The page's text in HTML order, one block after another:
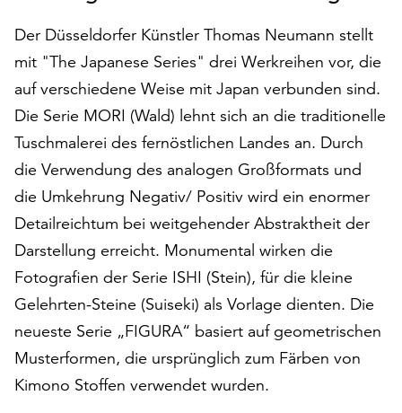
„Alle
akzeptieren“,
um
alle
Cookies
zu
akzeptieren.
können
Ihr
Einverständnis
jederzeit
ändern
und
widerrufen.
Dafür
steht
Ihnen
Der Düsseldorfer Künstler Thomas Neumann stellt
mit "The Japanese Series" drei Werkreihen vor, die
auf verschiedene Weise mit Japan verbunden sind.
Die Serie MORI (Wald) lehnt sich an die traditionelle
Tuschmalerei des fernöstlichen Landes an. Durch
die Verwendung des analogen Großformats und
die Umkehrung Negativ/ Positiv wird ein enormer
Detailreichtum bei weitgehender Abstraktheit der
Darstellung erreicht. Monumental wirken die
Fotografien der Serie ISHI (Stein), für die kleine
Gelehrten-Steine (Suiseki) als Vorlage dienten. Die
neueste Serie „FIGURA“ basiert auf geometrischen
Musterformen, die ursprünglich zum Färben von
Kimono Stoffen verwendet wurden.